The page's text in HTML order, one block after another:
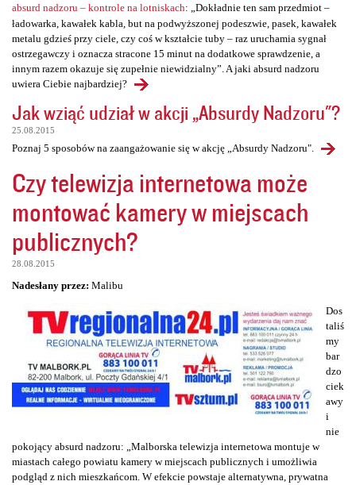
absurd nadzoru – kontrole na lotniskach: „Dokładnie ten sam przedmiot –
ładowarka, kawałek kabla, but na podwyższonej podeszwie, pasek, kawałek
metalu gdzieś przy ciele, czy coś w kształcie tuby – raz uruchamia sygnał
ostrzegawczy i oznacza stracone 15 minut na dodatkowe sprawdzenie, a
innym razem okazuje się zupełnie niewidzialny”. A jaki absurd nadzoru
uwiera Ciebie najbardziej?
Jak wziąć udział w akcji „Absurdy Nadzoru"?
25.08.2015
Poznaj 5 sposobów na zaangażowanie się w akcję „Absurdy Nadzoru".
Czy telewizja internetowa może
montować kamery w miejscach
publicznych?
28.08.2015
Nadesłany przez: Malibu
Dos
taliś
my
bar
dzo
ciek
awy
i
nie
pokojący absurd nadzoru: „Malborska telewizja internetowa montuje w
miastach całego powiatu kamery w miejscach publicznych i umożliwia
podgląd z nich mieszkańcom. W efekcie powstaje alternatywna, prywatna